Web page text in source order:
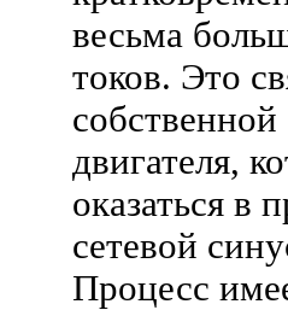
весьма
токов. Это
двигателя,
оказаться в
сетевой
Процесс